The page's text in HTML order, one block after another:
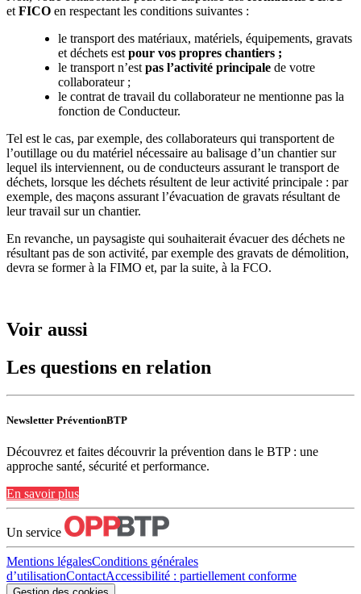
et FICO en respectant les conditions suivantes :
le transport des matériaux, matériels, équipements, gravats
et déchets est pour vos propres chantiers ;
le transport n’est pas l’activité principale de votre
collaborateur ;
le contrat de travail du collaborateur ne mentionne pas la
fonction de Conducteur.
Tel est le cas, par exemple, des collaborateurs qui transportent de
l’outillage ou du matériel nécessaire au balisage d’un chantier sur
lequel ils interviennent, ou de conducteurs assurant le transport de
déchets, lorsque les déchets résultent de leur activité principale : par
exemple, des maçons assurant l’évacuation de gravats résultant de
leur travail sur un chantier.
En revanche, un paysagiste qui souhaiterait évacuer des déchets ne
résultant pas de son activité, par exemple des gravats de démolition,
devra se former à la FIMO et, par la suite, à la FCO.
Voir aussi
Les questions en relation
Newsletter PréventionBTP
Découvrez et faites découvrir la prévention dans le BTP : une
approche santé, sécurité et performance.
En savoir plus
Un service
Mentions légalesConditions générales
d’utilisationContactAccessibilité : partiellement conforme